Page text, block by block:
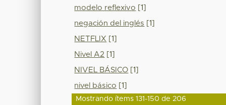
modelo reflexivo [1]
negación del inglés [1]
NETFLIX [1]
Nivel A2 [1]
NIVEL BÁSICO [1]
nivel básico [1]
Mostrando ítems 131-150 de 206